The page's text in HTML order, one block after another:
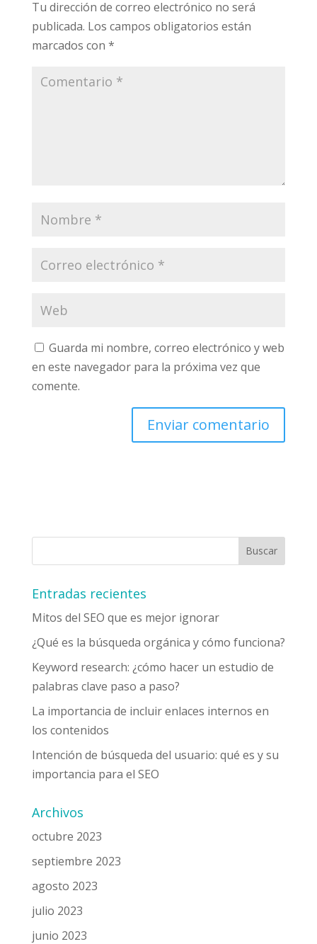
Tu dirección de correo electrónico no será
publicada. Los campos obligatorios están
marcados con *
Guarda mi nombre, correo electrónico y web
en este navegador para la próxima vez que
comente.
Entradas recientes
Mitos del SEO que es mejor ignorar
¿Qué es la búsqueda orgánica y cómo funciona?
Keyword research: ¿cómo hacer un estudio de
palabras clave paso a paso?
La importancia de incluir enlaces internos en
los contenidos
Intención de búsqueda del usuario: qué es y su
importancia para el SEO
Archivos
octubre 2023
septiembre 2023
agosto 2023
julio 2023
junio 2023